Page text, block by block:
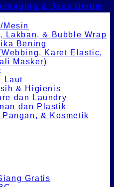
& Jasa Umum
Mesin
Lakban, & Bubble Wrap
Bening
Karet Elastic,
Masker)
Laut
& Higienis
dan Laundry
dan Plastik
& Kosmetik
Gratis